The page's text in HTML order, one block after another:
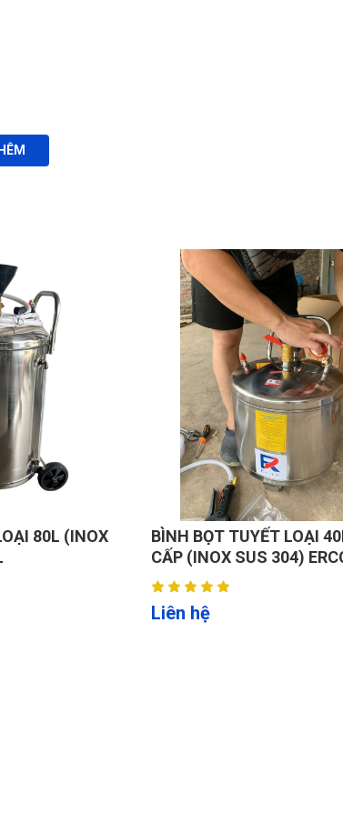
80L (INOX
BÌNH BỌT TUYẾT LOẠI
CẤP (INOX SUS 304)
Liên hệ